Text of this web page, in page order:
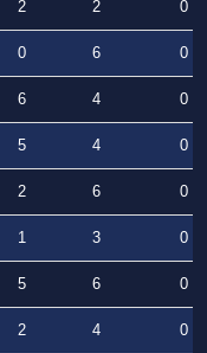
2 2
0
0 6
0
6 4
0
5 4
0
2 6
0
1 3
0
5 6
0
2 4
0